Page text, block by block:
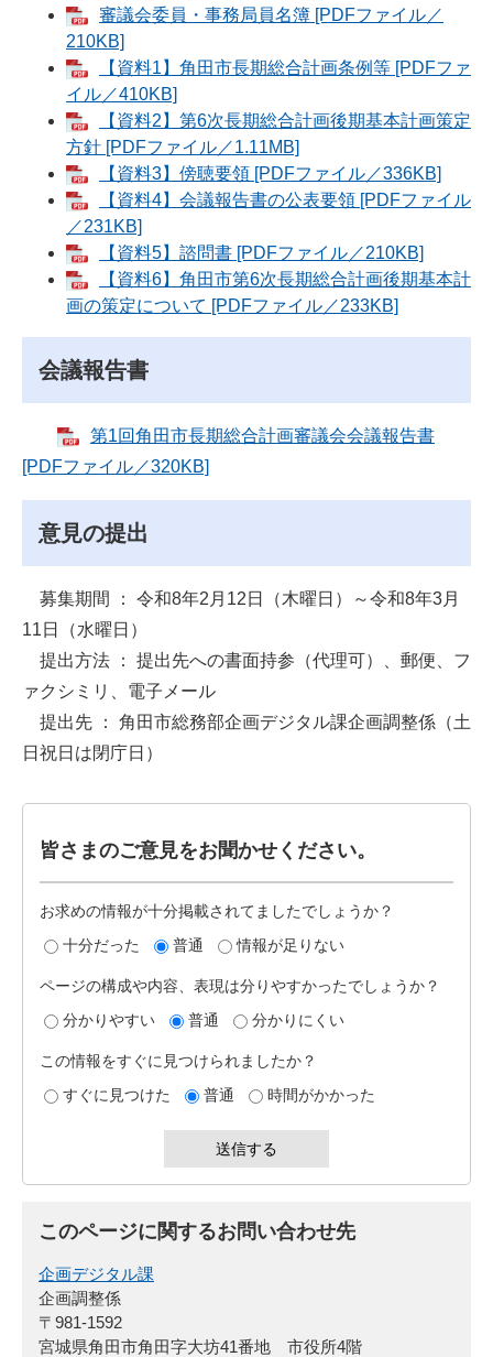
審議会委員・事務局員名簿 [PDFファイル／
210KB]
【資料1】角田市長期総合計画条例等 [PDFファ
イル／410KB]
【資料2】第6次長期総合計画後期基本計画策定
方針 [PDFファイル／1.11MB]
【資料3】傍聴要領 [PDFファイル／336KB]
【資料4】会議報告書の公表要領 [PDFファイル
／231KB]
【資料5】諮問書 [PDFファイル／210KB]
【資料6】角田市第6次長期総合計画後期基本計
画の策定について [PDFファイル／233KB]
会議報告書
第1回角田市長期総合計画審議会会議報告書
[PDFファイル／320KB]
意見の提出
募集期間 ： 令和8年2月12日（木曜日）～令和8年3月
11日（水曜日）
提出方法 ： 提出先への書面持参（代理可）、郵便、フ
ァクシミリ、電子メール
提出先 ： 角田市総務部企画デジタル課企画調整係（土
日祝日は閉庁日）
皆さまのご意見をお聞かせください。
お求めの情報が十分掲載されてましたでしょうか？
十分だった
普通 情報が足りない
ページの構成や内容、表現は分りやすかったでしょうか？
分かりやすい
普通 分かりにくい
この情報をすぐに見つけられましたか？
すぐに見つけた
普通 時間がかかった
このページに関するお問い合わせ先
企画デジタル課
企画調整係
〒981-1592
宮城県角田市角田字大坊41番地 市役所4階